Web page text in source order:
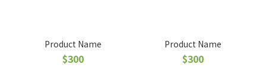
Product Name
$300
Product Name
$300